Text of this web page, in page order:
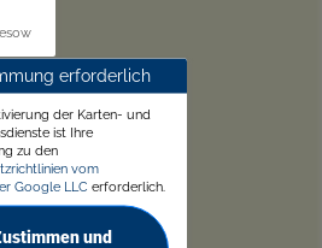
erforderlich
der Karten- und
ist Ihre
zu den
vom
Google LLC erforderlich.
und